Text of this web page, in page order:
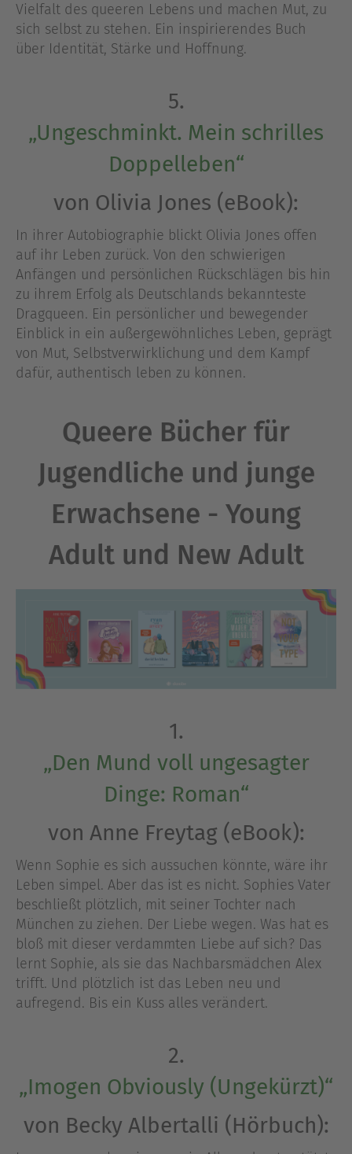
Vielfalt des queeren Lebens und machen Mut, zu
sich selbst zu stehen. Ein inspirierendes Buch
über Identität, Stärke und Hoffnung.
5.
„Ungeschminkt. Mein schrilles
Doppelleben“
von Olivia Jones (eBook):
In ihrer Autobiographie blickt Olivia Jones offen
auf ihr Leben zurück. Von den schwierigen
Anfängen und persönlichen Rückschlägen bis hin
zu ihrem Erfolg als Deutschlands bekannteste
Dragqueen. Ein persönlicher und bewegender
Einblick in ein außergewöhnliches Leben, geprägt
von Mut, Selbstverwirklichung und dem Kampf
dafür, authentisch leben zu können.
Queere Bücher für
Jugendliche und junge
Erwachsene - Young
Adult und New Adult
1.
„Den Mund voll ungesagter
Dinge: Roman“
von Anne Freytag (eBook):
Wenn Sophie es sich aussuchen könnte, wäre ihr
Leben simpel. Aber das ist es nicht. Sophies Vater
beschließt plötzlich, mit seiner Tochter nach
München zu ziehen. Der Liebe wegen. Was hat es
bloß mit dieser verdammten Liebe auf sich? Das
lernt Sophie, als sie das Nachbarsmädchen Alex
trifft. Und plötzlich ist das Leben neu und
aufregend. Bis ein Kuss alles verändert.
2.
„Imogen Obviously (Ungekürzt)“
von Becky Albertalli (Hörbuch):